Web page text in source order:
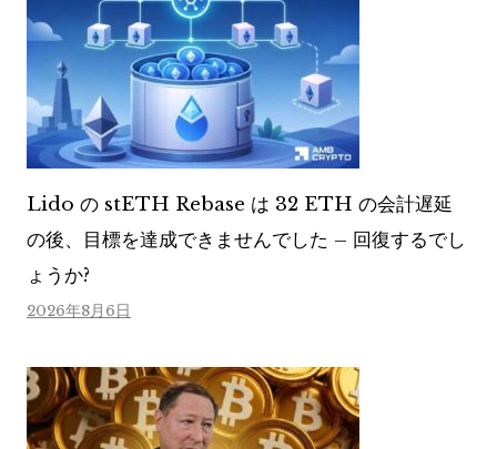
Lido の stETH Rebase は 32 ETH の会計遅延
の後、目標を達成できませんでした – 回復するでし
ょうか?
2026年8月6日